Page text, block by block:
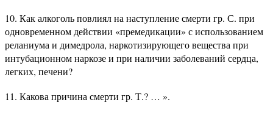
10. Как алкоголь повлиял на наступление смерти гр. С. при
одновременном действии «премедикации» с использованием
реланиума и димедрола, наркотизирующего вещества при
интубационном наркозе и при наличии заболеваний сердца,
легких, печени?
11. Какова причина смерти гр. Т.? … ».